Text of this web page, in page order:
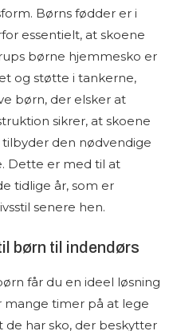
Børns fødder er i
essentielt, at skoene
børne hjemmesko er
og støtte i tankerne,
børn, der elsker at
sikrer, at skoene
den nødvendige
Dette er med til at
tidlige år, som er
senere hen.
børn til indendørs
får du en ideel løsning
mange timer på at lege
de har sko, der beskytter